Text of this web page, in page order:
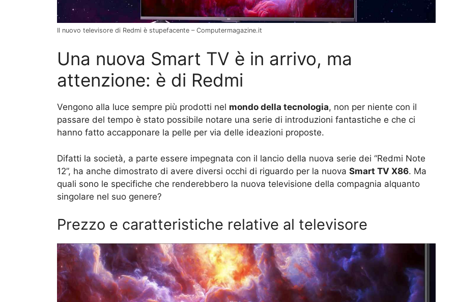
Il nuovo televisore di Redmi è stupefacente – Computermagazine.it
Una nuova Smart TV è in arrivo, ma
attenzione: è di Redmi
Vengono alla luce sempre più prodotti nel mondo della tecnologia, non per niente con il
passare del tempo è stato possibile notare una serie di introduzioni fantastiche e che ci
hanno fatto accapponare la pelle per via delle ideazioni proposte.
Difatti la società, a parte essere impegnata con il lancio della nuova serie dei “Redmi Note
12”, ha anche dimostrato di avere diversi occhi di riguardo per la nuova Smart TV X86. Ma
quali sono le specifiche che renderebbero la nuova televisione della compagnia alquanto
singolare nel suo genere?
Prezzo e caratteristiche relative al televisore